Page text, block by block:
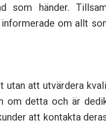
som händer.
om allt
utan att utvärdera
om detta och är
att kontakta